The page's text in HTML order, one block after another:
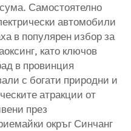
Самостоятелно
автомобили
в популярен избор за
като ключов
в провинция
с богати природни и
атракции от
през
окръг Синчанг